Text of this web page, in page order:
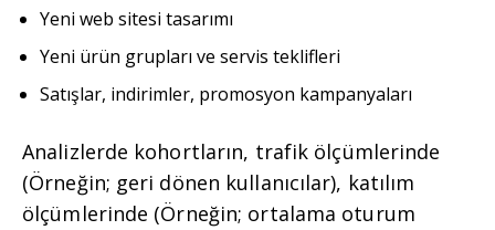
Yeni web sitesi tasarımı
Yeni ürün grupları ve servis teklifleri
Satışlar, indirimler, promosyon kampanyaları
Analizlerde kohortların, trafik ölçümlerinde
(Örneğin; geri dönen kullanıcılar), katılım
ölçümlerinde (Örneğin; ortalama oturum